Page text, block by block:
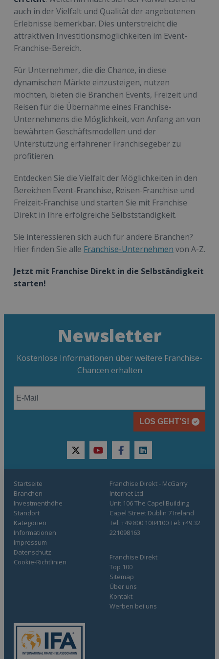
auch in der Vielfalt und Qualität der angebotenen
Erlebnisse bemerkbar. Dies unterstreicht die
attraktiven Investitionsmöglichkeiten im Event-
Franchise-Bereich.
Für Unternehmer, die die Chance, in diese
dynamischen Märkte einzusteigen, nutzen
möchten, bieten die Branchen Events, Freizeit und
Reisen für die Übernahme eines Franchise-
Unternehmens die Möglichkeit, von Anfang an von
bewährten Geschäftsmodellen und der
Unterstützung erfahrener Franchisegeber zu
profitieren.
Entdecken Sie die Vielfalt der Möglichkeiten in den
Bereichen Event-Franchise, Reisen-Franchise und
Freizeit-Franchise und starten Sie mit Franchise
Direkt in Ihre erfolgreiche Selbstständigkeit.
Sie interessieren sich auch für andere Branchen?
Hier finden Sie alle Franchise-Unternehmen von A-Z.
Jetzt mit Franchise Direkt in die Selbständigkeit
starten!
Newsletter
Kostenlose Informationen über weitere Franchise-
Chancen erhalten
LOS GEHT’S!
twitteryoutubefacebooklinkedin
Startseite
Branchen
Investmenthöhe
Standort
Kategorien
Informationen
Franchise Direkt
Top 100
Sitemap
Über uns
Kontakt
Werben bei uns
Impressum
Datenschutz
Cookie-Richtlinien
Franchise Direkt - McGarry
Internet Ltd
Unit 106 The Capel Building
Capel Street Dublin 7 Ireland
Tel: +49 800 1004100 Tel: +49 32
221098163